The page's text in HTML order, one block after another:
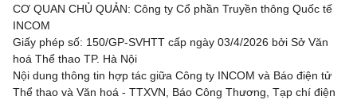
CƠ QUAN CHỦ QUẢN: Công ty Cổ phần Truyền thông Quốc tế
INCOM
Giấy phép số: 150/GP-SVHTT cấp ngày 03/4/2026 bởi Sở Văn
hoá Thể thao TP. Hà Nội
Nội dung thông tin hợp tác giữa Công ty INCOM và Báo điện tử
Thể thao và Văn hoá - TTXVN, Báo Công Thương, Tạp chí điện